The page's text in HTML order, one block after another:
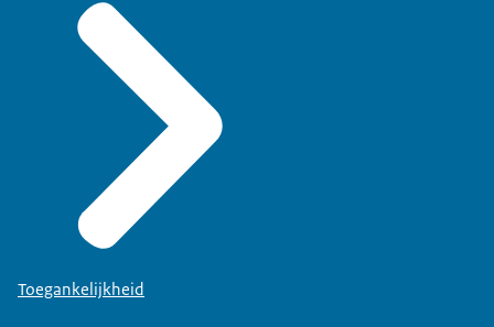
Toegankelijkheid